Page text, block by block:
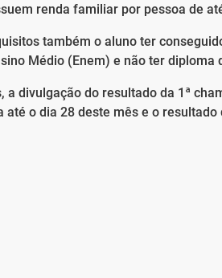
renda familiar por pessoa de
também o aluno ter
Médio (Enem) e não ter diploma
divulgação do resultado da 1ª
o dia 28 deste mês e o resultado